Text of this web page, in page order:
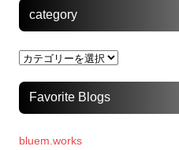
category
category
Favorite Blogs
bluem.works